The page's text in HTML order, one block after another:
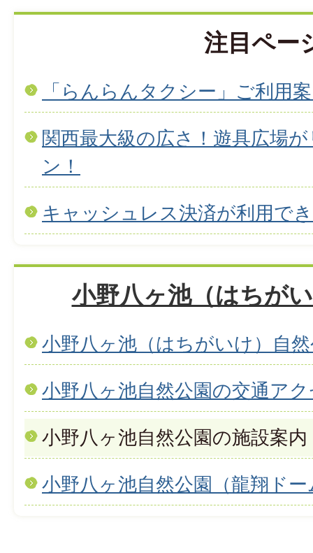
注目ペー
「らんらんタクシー」ご利用
関西最大級の広さ！遊具広場
ン！
キャッシュレス決済が利用で
小野八ヶ池（はちが
小野八ヶ池（はちがいけ）自
小野八ヶ池自然公園の交通ア
小野八ヶ池自然公園の施設案内
小野八ヶ池自然公園（龍翔ド